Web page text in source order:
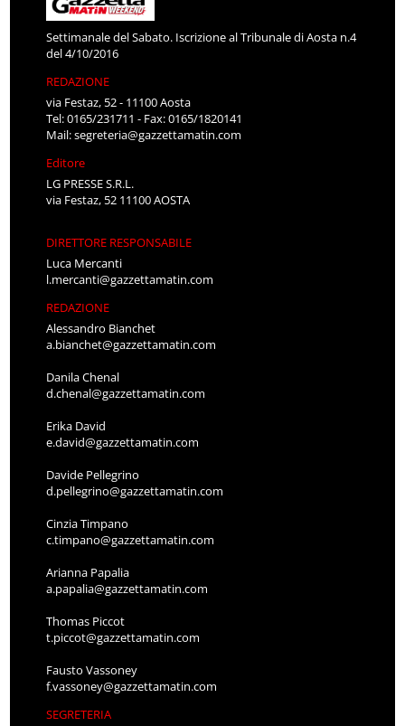
Settimanale del Sabato. Iscrizione al Tribunale di Aosta n.4
del 4/10/2016
REDAZIONE
via Festaz, 52 - 11100 Aosta
Tel: 0165/231711 - Fax: 0165/1820141
Mail:segreteria@gazzettamatin.com
Editore
LG PRESSE S.R.L.
via Festaz, 52 11100 AOSTA
DIRETTORE RESPONSABILE
Luca Mercanti
l.mercanti@gazzettamatin.com
REDAZIONE
Alessandro Bianchet
a.bianchet@gazzettamatin.com
Danila Chenal
d.chenal@gazzettamatin.com
Erika David
e.david@gazzettamatin.com
Davide Pellegrino
d.pellegrino@gazzettamatin.com
Cinzia Timpano
c.timpano@gazzettamatin.com
Arianna Papalia
a.papalia@gazzettamatin.com
Thomas Piccot
t.piccot@gazzettamatin.com
Fausto Vassoney
f.vassoney@gazzettamatin.com
SEGRETERIA